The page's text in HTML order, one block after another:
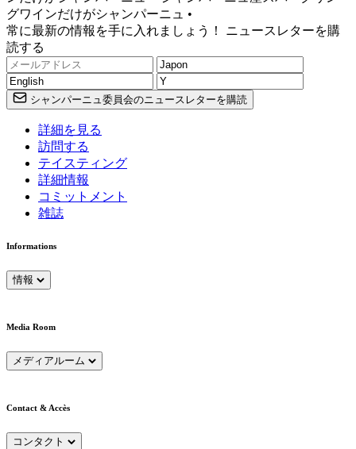
グワインだけがシャンパーニュ •
常に最新の情報を手に入れましょう！ ニュースレターを購
読する
シャンパーニュ委員会のニュースレターを購読
詳細を見る
訪問する
テイスティング
詳細情報
コミットメント
雑誌
Informations
情報
Media Room
メディアルーム
Contact & Accès
コンタクト